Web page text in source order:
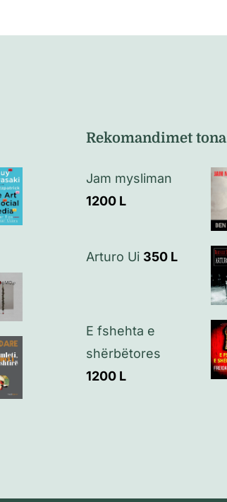
Rekomandimet tona
Jam mysliman
1200 L
Arturo Ui 350 L
E fshehta e
shërbëtores
1200 L